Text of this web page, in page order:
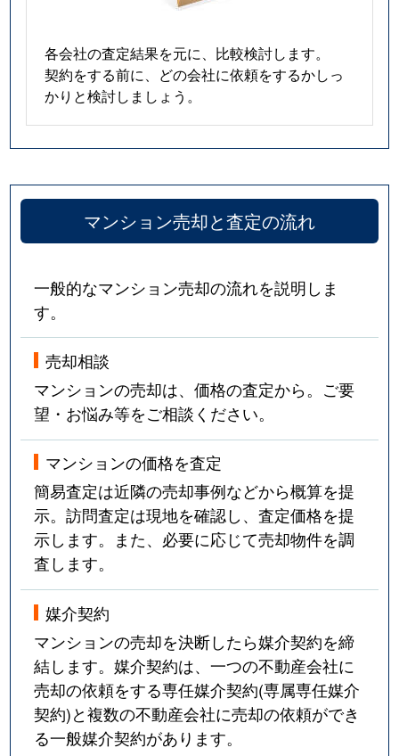
各会社の査定結果を元に、比較検討します。
契約をする前に、どの会社に依頼をするかしっ
かりと検討しましょう。
マンション売却と査定の流れ
一般的なマンション売却の流れを説明しま
す。
売却相談
マンションの売却は、価格の査定から。ご要
望・お悩み等をご相談ください。
マンションの価格を査定
簡易査定は近隣の売却事例などから概算を提
示。訪問査定は現地を確認し、査定価格を提
示します。また、必要に応じて売却物件を調
査します。
媒介契約
マンションの売却を決断したら媒介契約を締
結します。媒介契約は、一つの不動産会社に
売却の依頼をする専任媒介契約(専属専任媒介
契約)と複数の不動産会社に売却の依頼ができ
る一般媒介契約があります。